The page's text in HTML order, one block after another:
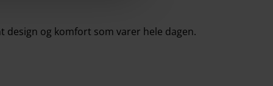
og komfort som varer hele dagen.